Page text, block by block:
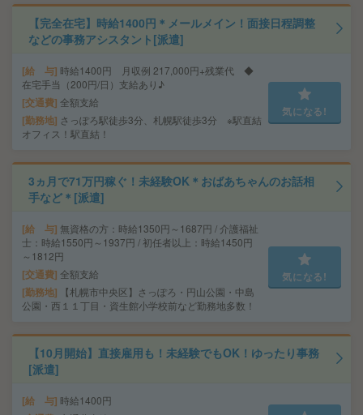
【完全在宅】時給1400円＊メールメイン！面接日程調整
などの事務アシスタント[派遣]
給 与 時給1400円 月収例 217,000円+残業代 ◆
在宅手当（200円/日）支給あり♪
交通費 全額支給
勤務地 さっぽろ駅徒歩3分、札幌駅徒歩3分 ※駅直結
オフィス！駅直結！
気になる!
3ヵ月で71万円稼ぐ！未経験OK＊おばあちゃんのお話相
手など＊[派遣]
給 与 無資格の方：時給1350円～1687円 / 介護福祉
士：時給1550円～1937円 / 初任者以上：時給1450円
～1812円
交通費 全額支給
勤務地
【札幌市中央区】さっぽろ・円山公園・中島
公園・西１１丁目・資生館小学校前など勤務地多数！
気になる!
【10月開始】直接雇用も！未経験でもOK！ゆったり事務
[派遣]
給 与 時給1400円